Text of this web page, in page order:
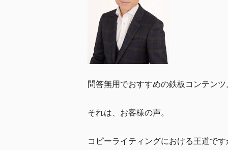
問答無用でおすすめの鉄板コンテンツ
それは、お客様の声。
コピーライティングにおける王道です